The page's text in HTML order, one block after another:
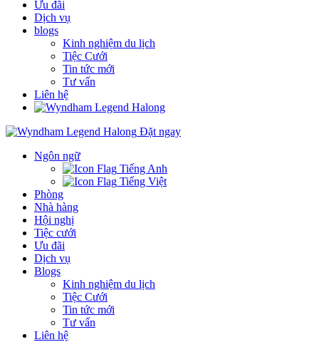
Ưu đãi
Dịch vụ
blogs
Kinh nghiệm du lịch
Tiệc Cưới
Tin tức mới
Tư vấn
Liên hệ
Đặt ngay
Ngôn ngữ
Tiếng Anh
Tiếng Việt
Phòng
Nhà hàng
Hội nghị
Tiệc cưới
Ưu đãi
Dịch vụ
Blogs
Kinh nghiệm du lịch
Tiệc Cưới
Tin tức mới
Tư vấn
Liên hệ